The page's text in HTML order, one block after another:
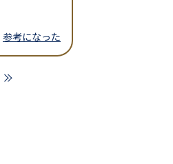
参考になった